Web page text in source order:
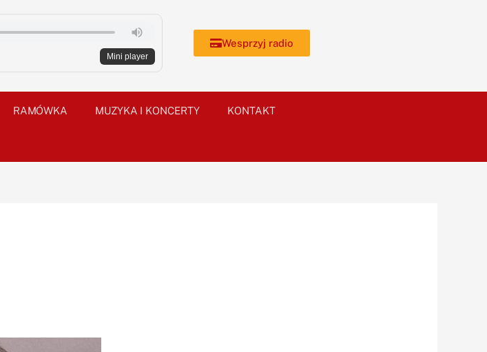
Mini player
Wesprzyj radio
RAMÓWKA MUZYKA I KONCERTY KONTAKT